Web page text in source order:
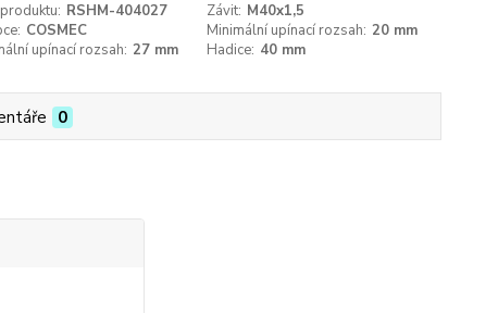
RSHM-404027 Závit: M40x1,5
COSMEC Minimální upínací rozsah: 20 mm
upínací rozsah: 27 mm Hadice: 40 mm
0